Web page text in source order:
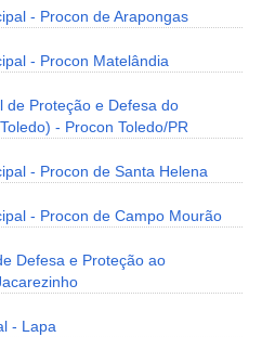
- Procon de Arapongas
- Procon Matelândia
de Proteção e Defesa do
- Procon Toledo/PR
- Procon de Santa Helena
- Procon de Campo Mourão
Defesa e Proteção ao
- Lapa